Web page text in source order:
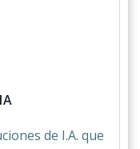
de I.A. que